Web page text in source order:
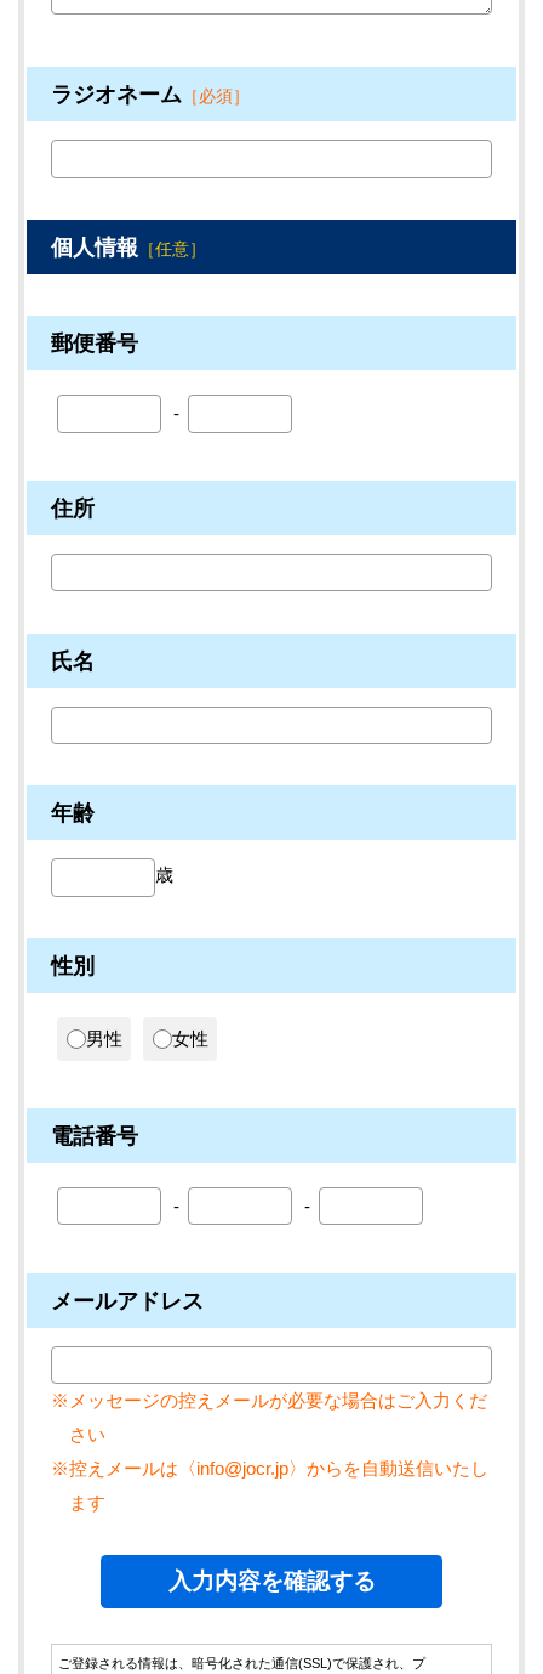
ラジオネーム ［必須］
個人情報 ［任意］
郵便番号
住所
氏名
年齢
歳
性別
男性 女性
電話番号
メールアドレス
※メッセージの控えメールが必要な場合はご入力くだ
さい
※控えメールは〈info@jocr.jp〉からを自動送信いたし
ます
ご登録される情報は、暗号化された通信(SSL)で保護され、プ